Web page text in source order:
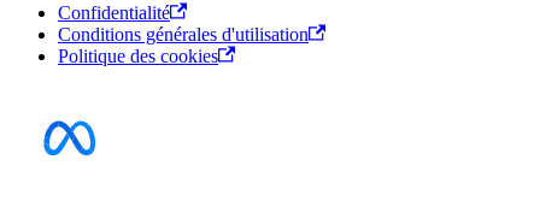
Confidentialité
Conditions générales d'utilisation
Politique des cookies